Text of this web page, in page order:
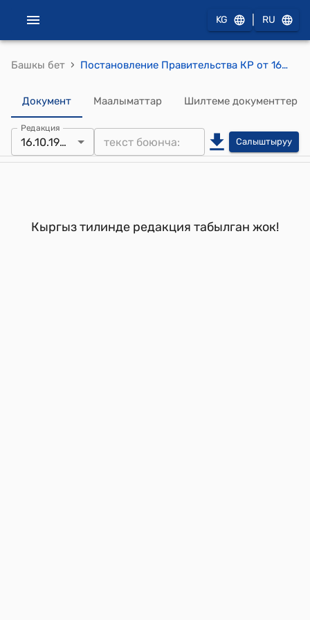
KG RU
Башкы бет › Постановление Правительства КР от 16 октября 1996 года №478 "Об итогах визита в Кыргызскую Республику Председателя КНР Цзян Цзэминя"
Документ Маалыматтар Шилтеме документтер
Редакция
16.10.1996 Салыштыруу
Кыргыз тилинде редакция табылган жок!